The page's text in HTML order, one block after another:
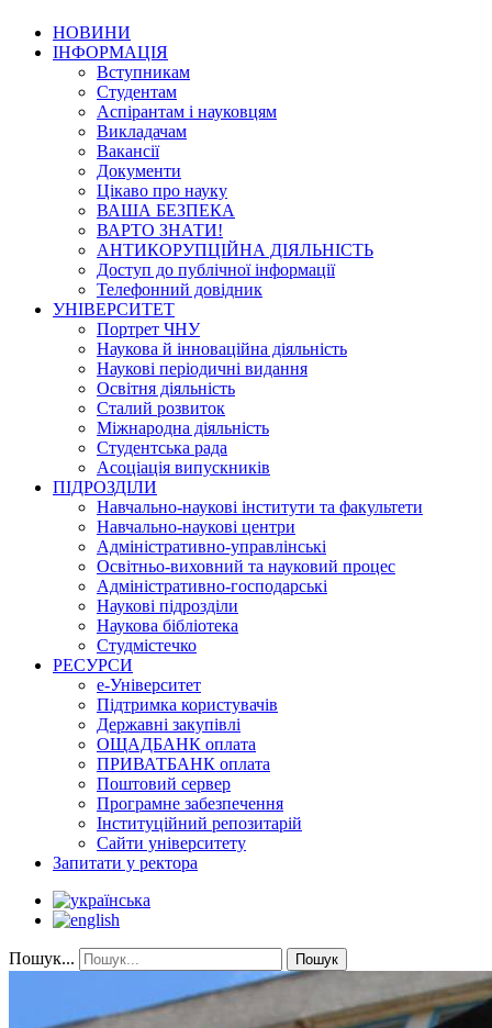
НОВИНИ
ІНФОРМАЦІЯ
Вступникам
Студентам
Аспірантам і науковцям
Викладачам
Вакансії
Документи
Цікаво про науку
ВАША БЕЗПЕКА
ВАРТО ЗНАТИ!
АНТИКОРУПЦІЙНА ДІЯЛЬНІСТЬ
Доступ до публічної інформації
Телефонний довідник
УНІВЕРСИТЕТ
Портрет ЧНУ
Наукова й інноваційна діяльність
Наукові періодичні видання
Освітня діяльність
Сталий розвиток
Міжнародна діяльність
Студентська рада
Асоціація випускників
ПІДРОЗДІЛИ
Навчально-наукові інститути та факультети
Навчально-наукові центри
Адміністративно-управлінські
Освітньо-виховний та науковий процес
Адміністративно-господарські
Наукові підрозділи
Наукова бібліотека
Студмістечко
РЕСУРСИ
е-Університет
Підтримка користувачів
Державні закупівлі
ОЩАДБАНК оплата
ПРИВАТБАНК оплата
Поштовий сервер
Програмне забезпечення
Інституційний репозитарій
Сайти університету
Запитати у ректора
Пошук... Пошук